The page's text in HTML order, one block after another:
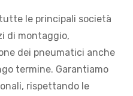
le principali società
di montaggio,
dei pneumatici anche
termine. Garantiamo
rispettando le